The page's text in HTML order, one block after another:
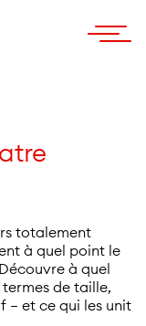
totalement
à quel point le
à quel
de taille,
– et ce qui les unit